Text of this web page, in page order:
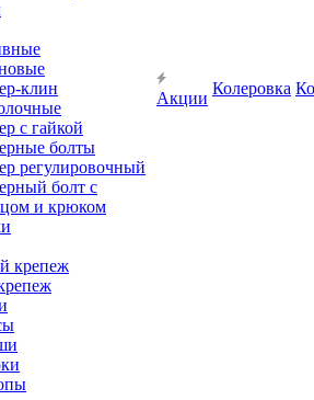
клин
с гайкой
болты
регулировочный
болт с
и крюком
Акции
Колеровка